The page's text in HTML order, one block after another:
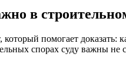
в
помогает доказать:
спорах суду важны не